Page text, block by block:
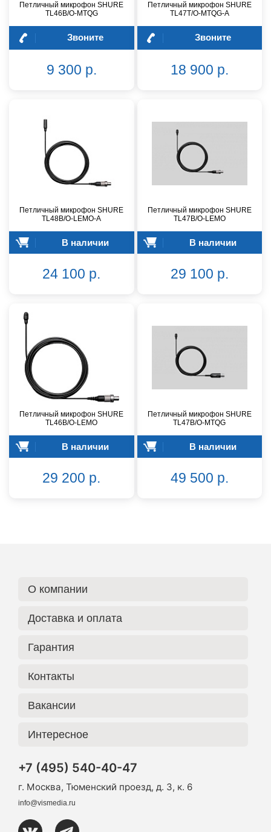
Петличный микрофон SHURE
TL46B/O-MTQG
Звоните
9 300 р.
Петличный микрофон SHURE
TL47T/O-MTQG-A
Звоните
18 900 р.
Петличный микрофон SHURE
TL48B/O-LEMO-A
В наличии
24 100 р.
Петличный микрофон SHURE
TL47B/O-LEMO
В наличии
29 100 р.
Петличный микрофон SHURE
TL46B/O-LEMO
В наличии
29 200 р.
Петличный микрофон SHURE
TL47B/O-MTQG
В наличии
49 500 р.
О компании
Доставка и оплата
Гарантия
Контакты
Вакансии
Интересное
+7 (495) 540-40-47
г. Москва, Тюменский проезд, д. 3, к. 6
info@vismedia.ru